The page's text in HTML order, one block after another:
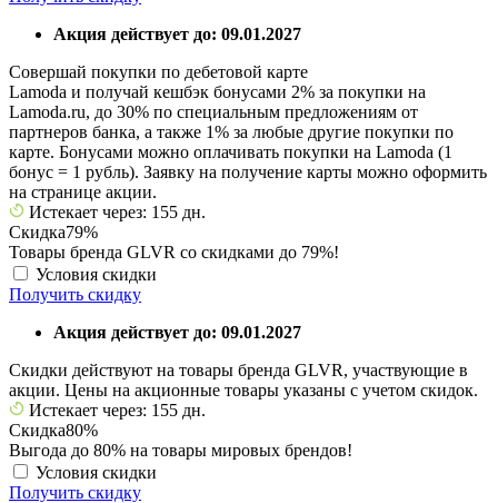
Акция действует до: 09.01.2027
Совершай покупки по дебетовой карте
Lamoda и получай кешбэк бонусами 2% за покупки на
Lamoda.ru, до 30% по специальным предложениям от
партнеров банка, а также 1% за любые другие покупки по
карте. Бонусами можно оплачивать покупки на Lamoda (1
бонус = 1 рубль). Заявку на получение карты можно оформить
на странице акции.
Истекает через: 155 дн.
Скидка79%
Товары бренда GLVR со скидками до 79%!
Условия скидки
Получить скидку
Акция действует до: 09.01.2027
Скидки действуют на товары бренда GLVR, участвующие в
акции. Цены на акционные товары указаны с учетом скидок.
Истекает через: 155 дн.
Скидка80%
Выгода до 80% на товары мировых брендов!
Условия скидки
Получить скидку